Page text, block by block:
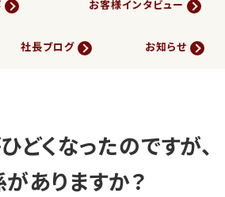
お客様インタビュー
社長ブログ お知らせ
どくなったのですが、
ありますか？